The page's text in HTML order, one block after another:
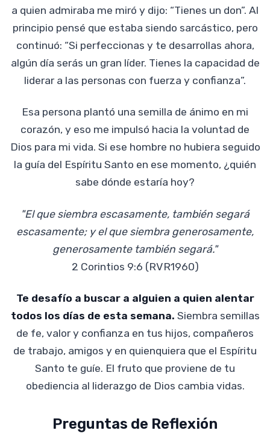
a quien admiraba me miró y dijo: “Tienes un don”. Al
principio pensé que estaba siendo sarcástico, pero
continuó: “Si perfeccionas y te desarrollas ahora,
algún día serás un gran líder. Tienes la capacidad de
liderar a las personas con fuerza y confianza”.
Esa persona plantó una semilla de ánimo en mi
corazón, y eso me impulsó hacia la voluntad de
Dios para mi vida. Si ese hombre no hubiera seguido
la guía del Espíritu Santo en ese momento, ¿quién
sabe dónde estaría hoy?
"El que siembra escasamente, también segará
escasamente; y el que siembra generosamente,
generosamente también segará."
2 Corintios 9:6 (RVR1960)
Te desafío a buscar a alguien a quien alentar
todos los días de esta semana. Siembra semillas
de fe, valor y confianza en tus hijos, compañeros
de trabajo, amigos y en quienquiera que el Espíritu
Santo te guíe. El fruto que proviene de tu
obediencia al liderazgo de Dios cambia vidas.
Preguntas de Reflexión